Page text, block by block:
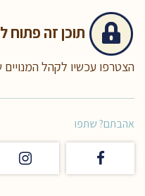
תוכן זה פתוח
הצטרפו עכשיו לקהל
אהבתם? שתפו